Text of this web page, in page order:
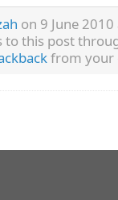
on 9 June
to this post
from your